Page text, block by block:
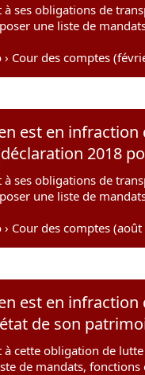
à ses obligations de
une liste de
› Cour des comptes
est en
2018
à ses obligations de
une liste de
› Cour des comptes
est en
de son
à cette obligation de
de mandats,